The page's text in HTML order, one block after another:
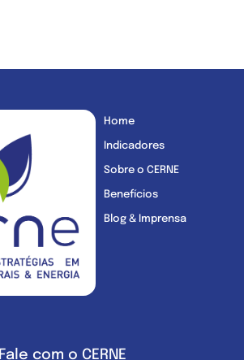
Home
Indicadores
Sobre o CERNE
Benefícios
Blog & Imprensa
Fale com o CERNE